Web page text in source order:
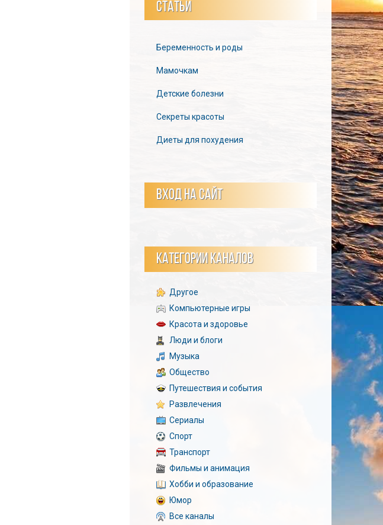
СТАТЬИ
Беременность и роды
Мамочкам
Детские болезни
Секреты красоты
Диеты для похудения
ВХОД НА САЙТ
КАТЕГОРИИ КАНАЛОВ
Другое
Компьютерные игры
Красота и здоровье
Люди и блоги
Музыка
Общество
Путешествия и события
Развлечения
Сериалы
Спорт
Транспорт
Фильмы и анимация
Хобби и образование
Юмор
Все каналы